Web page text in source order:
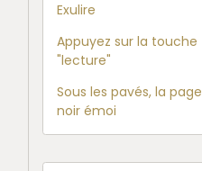
Exulire
Appuyez sur la touche
"lecture"
Sous les pavés, la page
noir émoi